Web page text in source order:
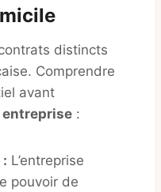
distincts
Comprendre
avant
:
L’entreprise
pouvoir de